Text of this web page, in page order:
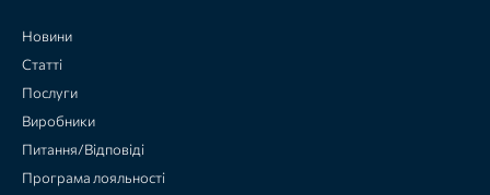
Новини
Статті
Послуги
Виробники
Питання/Відповіді
Програма лояльності